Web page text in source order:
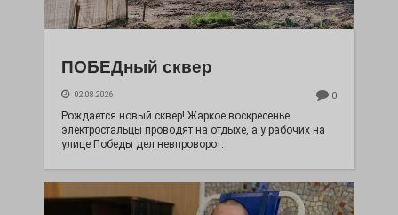
ПОБЕДный сквер
02.08.2026 0
Рождается новый сквер! Жаркое воскресенье
электростальцы проводят на отдыхе, а у рабочих на
улице Победы дел невпроворот.